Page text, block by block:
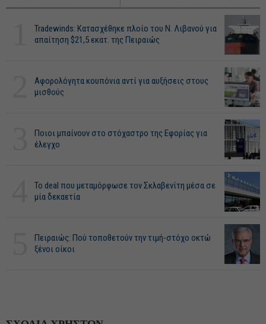
Tradewinds: Κατασχέθηκε πλοίο του Ν. Λιβανού για
απαίτηση $21,5 εκατ. της Πειραιώς
Αφορολόγητα κουπόνια αντί για αυξήσεις στους
μισθούς
Ποιοι μπαίνουν στο στόχαστρο της Εφορίας για
έλεγχο
Το deal που μεταμόρφωσε τον Σκλαβενίτη μέσα σε
μία δεκαετία
Πειραιώς: Πού τοποθετούν την τιμή-στόχο οκτώ
ξένοι οίκοι